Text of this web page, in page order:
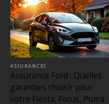
ASSURANCES
Assurance Ford : Quelles
garanties choisir pour
votre Fiesta, Focus, Puma